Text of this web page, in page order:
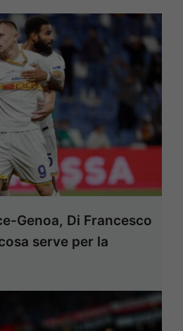
Genoa, Di Francesco
serve per la